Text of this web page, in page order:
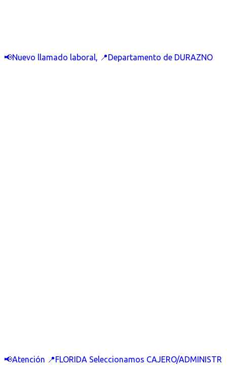
📢Nuevo llamado laboral, 📍Departamento de DURAZNO
📢Atención 📍FLORIDA Seleccionamos CAJERO/ADMINISTR